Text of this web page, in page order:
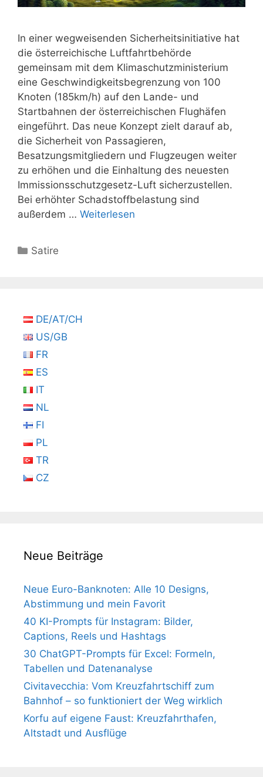
In einer wegweisenden Sicherheitsinitiative hat
die österreichische Luftfahrtbehörde
gemeinsam mit dem Klimaschutzministerium
eine Geschwindigkeitsbegrenzung von 100
Knoten (185km/h) auf den Lande- und
Startbahnen der österreichischen Flughäfen
eingeführt. Das neue Konzept zielt darauf ab,
die Sicherheit von Passagieren,
Besatzungsmitgliedern und Flugzeugen weiter
zu erhöhen und die Einhaltung des neuesten
Immissionsschutzgesetz-Luft sicherzustellen.
Bei erhöhter Schadstoffbelastung sind
außerdem … Weiterlesen
Kategorien
Satire
DE/AT/CH
US/GB
FR
ES
IT
NL
FI
PL
TR
CZ
Neue Beiträge
Neue Euro-Banknoten: Alle 10 Designs,
Abstimmung und mein Favorit
40 KI-Prompts für Instagram: Bilder,
Captions, Reels und Hashtags
30 ChatGPT-Prompts für Excel: Formeln,
Tabellen und Datenanalyse
Civitavecchia: Vom Kreuzfahrtschiff zum
Bahnhof – so funktioniert der Weg wirklich
Korfu auf eigene Faust: Kreuzfahrthafen,
Altstadt und Ausflüge